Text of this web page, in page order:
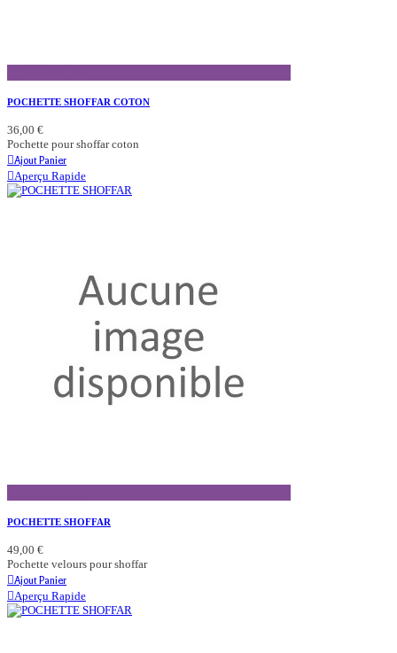
POCHETTE SHOFFAR COTON
36,00 €
Pochette pour shoffar coton
Ajout Panier
Aperçu Rapide
POCHETTE SHOFFAR
49,00 €
Pochette velours pour shoffar
Ajout Panier
Aperçu Rapide